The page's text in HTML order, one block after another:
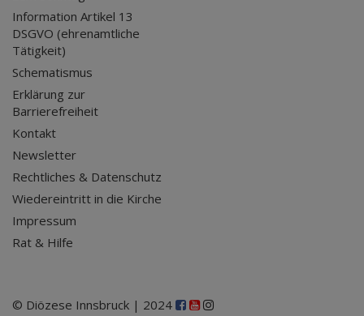
Information Artikel 13
DSGVO (ehrenamtliche
Tätigkeit)
Schematismus
Erklärung zur
Barrierefreiheit
Kontakt
Newsletter
Rechtliches & Datenschutz
Wiedereintritt in die Kirche
Impressum
Rat & Hilfe
© Diözese Innsbruck | 2024